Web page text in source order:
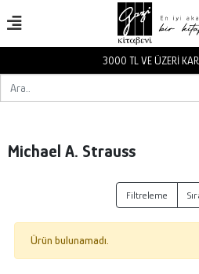
3000 TL VE ÜZERİ
Michael A. Strauss
Filtreleme
Ürün bulunamadı.